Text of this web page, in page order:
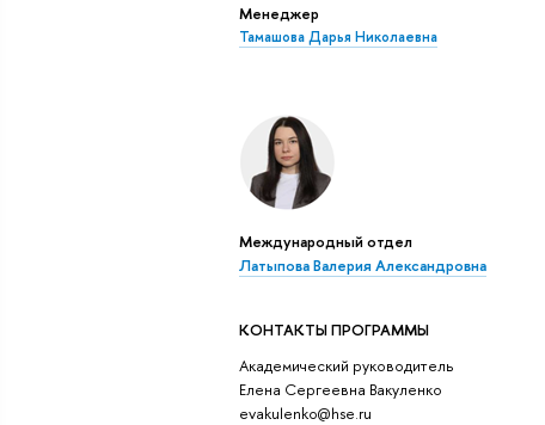
Менеджер
Тамашова Дарья Николаевна
Международный отдел
Латыпова Валерия Александровна
КОНТАКТЫ ПРОГРАММЫ
Академический руководитель
Елена Сергеевна Вакуленко
evakulenko@hse.ru